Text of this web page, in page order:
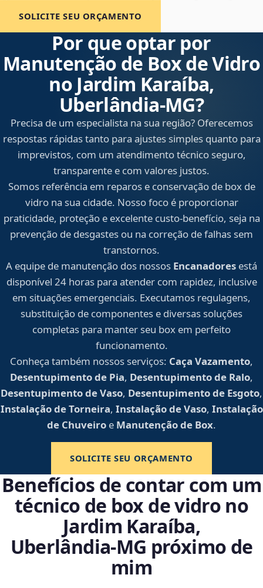
SOLICITE SEU ORÇAMENTO
Por que optar por
Manutenção de Box de Vidro
no Jardim Karaíba,
Uberlândia‑MG?
Precisa de um especialista na sua região? Oferecemos
respostas rápidas tanto para ajustes simples quanto para
imprevistos, com um atendimento técnico seguro,
transparente e com valores justos.
Somos referência em reparos e conservação de box de
vidro na sua cidade. Nosso foco é proporcionar
praticidade, proteção e excelente custo-benefício, seja na
prevenção de desgastes ou na correção de falhas sem
transtornos.
A equipe de manutenção dos nossos Encanadores está
disponível 24 horas para atender com rapidez, inclusive
em situações emergenciais. Executamos regulagens,
substituição de componentes e diversas soluções
completas para manter seu box em perfeito
funcionamento.
Conheça também nossos serviços: Caça Vazamento,
Desentupimento de Pia, Desentupimento de Ralo,
Desentupimento de Vaso, Desentupimento de Esgoto,
Instalação de Torneira, Instalação de Vaso, Instalação
de Chuveiro e Manutenção de Box.
SOLICITE SEU ORÇAMENTO
Benefícios de contar com um
técnico de box de vidro no
Jardim Karaíba,
Uberlândia‑MG próximo de
mim